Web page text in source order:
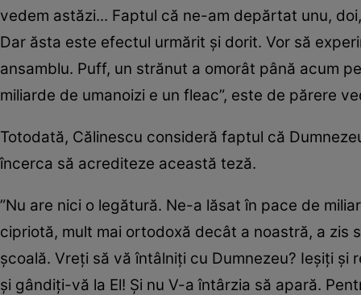
vedem astăzi... Faptul că ne-am depărtat unu,
Dar ăsta este efectul urmărit și dorit. Vor să
ansamblu. Puff, un strănut a omorât până acum
miliarde de umanoizi e un fleac”, este de părere
Totodată, Călinescu consideră faptul că
încerca să acrediteze această teză.
”Nu are nici o legătură. Ne-a lăsat în pace de
cipriotă, mult mai ortodoxă decât a noastră, a zis
școală. Vreți să vă întâlniți cu Dumnezeu? Ieșiți
și gândiți-vă la El! Și nu V-a întârzia să apară.